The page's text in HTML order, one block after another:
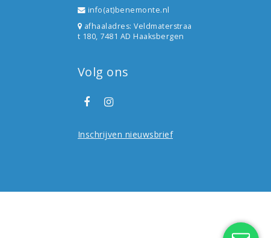
info(at)benemonte.nl
afhaaladres: Veldmaterstraa
t 180, 7481 AD Haaksbergen
Volg ons
Inschrijven nieuwsbrief